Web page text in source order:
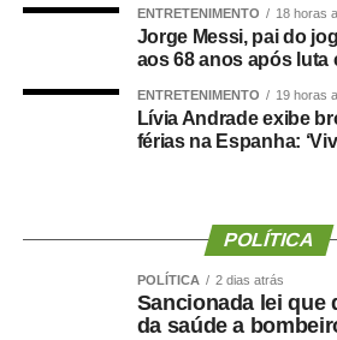
COMENTE ABAIXO:
ENTRETENIMENTO 18 horas
Jorge Messi, pai do
aos 68 anos após luta
ENTRETENIMENTO 19 horas
Lívia Andrade exibe
férias na Espanha:
POLÍTICA
POLÍTICA 2 dias atrás
Sancionada lei que
da saúde a